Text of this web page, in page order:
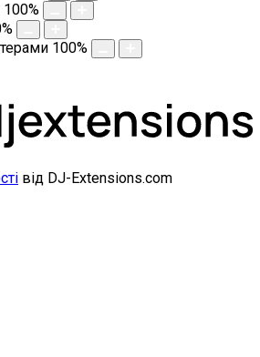
100%
%
100%
від DJ-Extensions.com